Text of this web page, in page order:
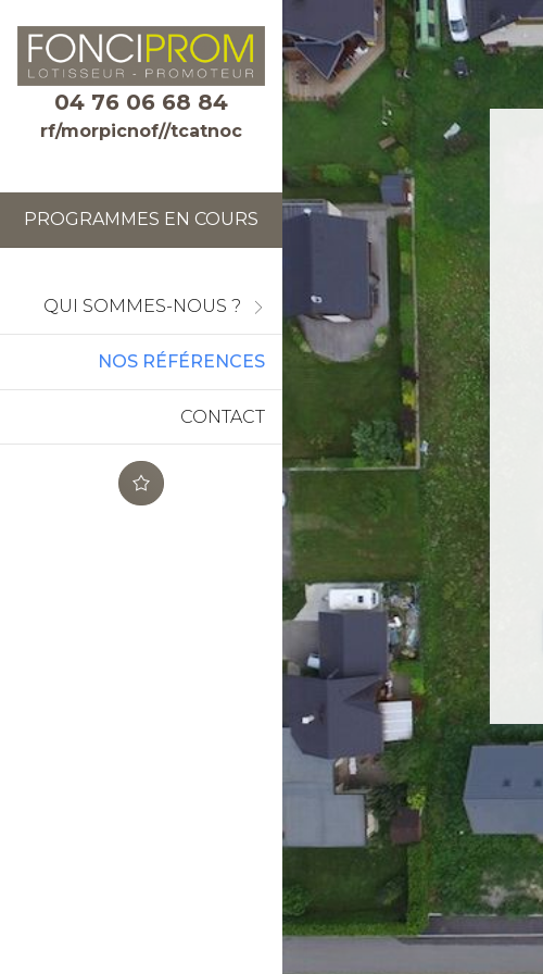
04 76 06 68 84
rf/morpicnof//tcatnoc
PROGRAMMES EN COURS
QUI SOMMES-NOUS ?
NOS RÉFÉRENCES
CONTACT